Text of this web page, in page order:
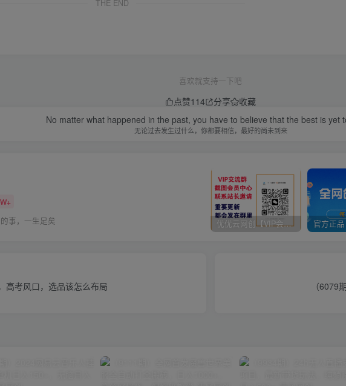
THE END
喜欢就支持一下吧
点赞114 分享
收藏
No matter what happened in the past, you have to believe that the best is yet
无论过去发生过什么，你都要相信，最好的尚未到来
事，一生足矣 优优云网创【VIP会员专属交流群】
高考风口，选品该怎么布局
（